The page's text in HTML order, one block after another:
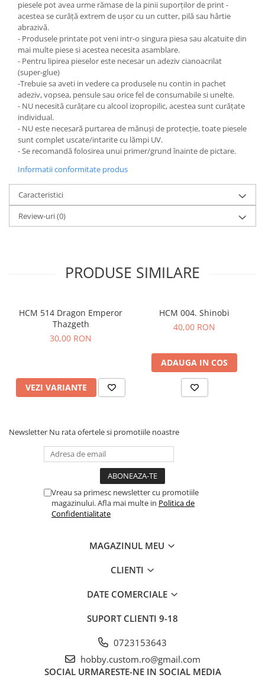
piesele pot avea urme rămase de la pinii suporților de print -
acestea se curăță extrem de ușor cu un cutter, pilă sau hârtie
abrazivă.
- Produsele printate pot veni intr-o singura piesa sau alcatuite din
mai multe piese si acestea necesita asamblare.
- Pentru lipirea pieselor este necesar un adeziv cianoacrilat
(super-glue)
-Trebuie sa aveti in vedere ca produsele nu contin in pachet
adeziv, vopsea, pensule sau orice fel de consumabile si unelte.
- NU necesită curățare cu alcool izopropilic, acestea sunt curățate
individual.
- NU este necesară purtarea de mănuși de protecție, toate piesele
sunt complet uscate/intarite cu lămpi UV.
- Se recomandă folosirea unui primer/grund înainte de pictare.
Informatii conformitate produs
Caracteristici
Review-uri(0)
PRODUSE SIMILARE
HCM 514 Dragon Emperor
Thazgeth
30,00 RON
VEZI VARIANTE
HCM 004. Shinobi
40,00 RON
ADAUGA IN COS
Newsletter Nu rata ofertele si promotiile noastre
Vreau sa primesc newsletter cu promotiile
magazinului. Afla mai multe in Politica de
Confidentialitate
MAGAZINUL MEU
CLIENTI
DATE COMERCIALE
SUPORT CLIENTI 9-18
0723153643
hobby.custom.ro@gmail.com
SOCIAL URMARESTE-NE IN SOCIAL MEDIA